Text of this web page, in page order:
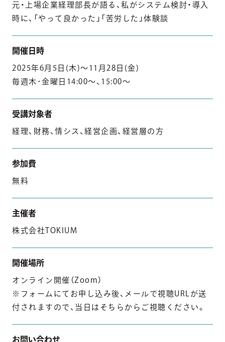
元・上場企業経理部長が語る、私がシステム検討・導入
時に、「やって良かった」「苦労した」体験談
開催日時
2025年6月5日(木)～11月28日(金)
毎週木･金曜日14:00～、15:00～
受講対象者
経理、財務、情シス、経営企画、経営層の方
参加費
無料
主催者
株式会社TOKIUM
開催場所
オンライン開催（Zoom）
※フォームにてお申し込み後、メールで視聴URLが送
付されますので、当日はそちらからご視聴ください。
お問い合わせ